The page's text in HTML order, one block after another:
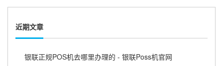
近期文章
银联正规POS机去哪里办理的 - 银联Poss机官网